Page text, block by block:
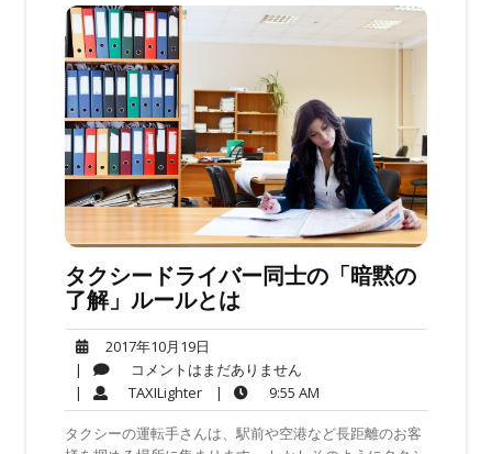
タクシードライバー同士の「暗黙の
了解」ルールとは
2017年10月19日
年
10
月
19
| コメントはまだありません
メ
ン
ト
| TAXILighterTAXILighter
| 9:55 AM
AM
タクシーの運転手さんは、駅前や空港など長距離のお客